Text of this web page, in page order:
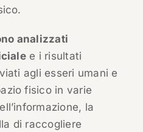
analizzati
e i risultati
agli esseri umani e
fisico in varie
la
di raccogliere